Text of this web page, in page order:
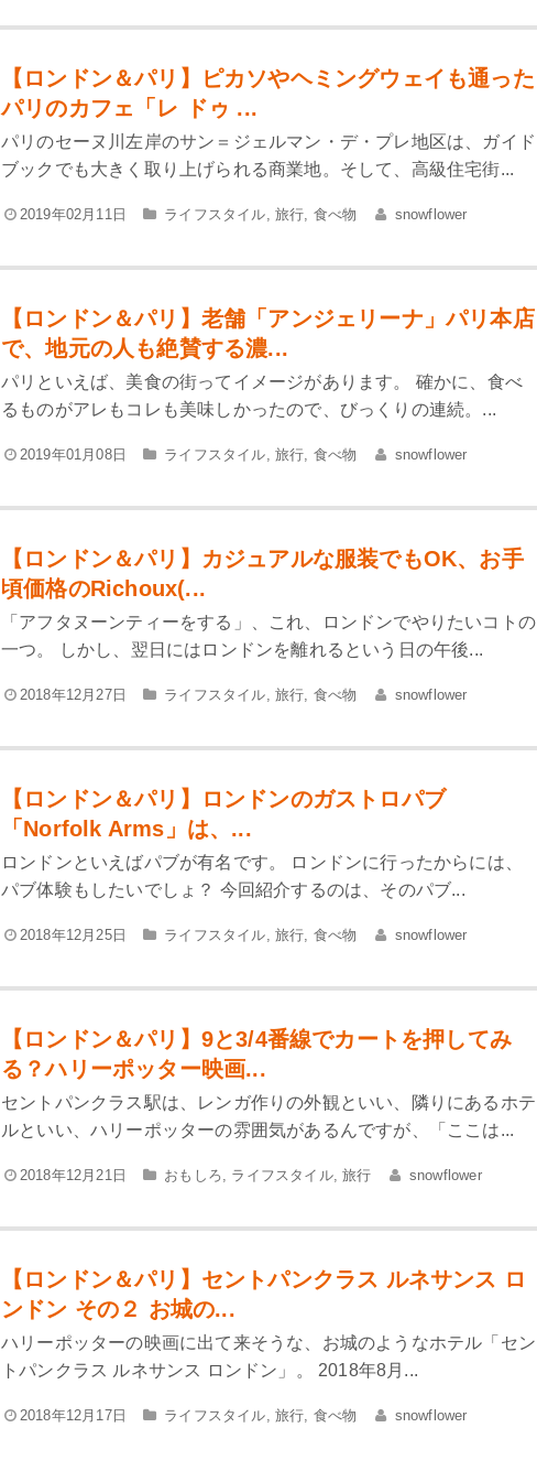
【ロンドン＆パリ】ピカソやヘミングウェイも通った
パリのカフェ「レ ドゥ ...
パリのセーヌ川左岸のサン＝ジェルマン・デ・プレ地区は、ガイド
ブックでも大きく取り上げられる商業地。そして、高級住宅街...
2019年02月11日 ライフスタイル, 旅行, 食べ物 snowflower
【ロンドン＆パリ】老舗「アンジェリーナ」パリ本店
で、地元の人も絶賛する濃...
パリといえば、美食の街ってイメージがあります。 確かに、食べ
るものがアレもコレも美味しかったので、びっくりの連続。...
2019年01月08日 ライフスタイル, 旅行, 食べ物 snowflower
【ロンドン＆パリ】カジュアルな服装でもOK、お手
頃価格のRichoux(...
「アフタヌーンティーをする」、これ、ロンドンでやりたいコトの
一つ。 しかし、翌日にはロンドンを離れるという日の午後...
2018年12月27日 ライフスタイル, 旅行, 食べ物 snowflower
【ロンドン＆パリ】ロンドンのガストロパブ
「Norfolk Arms」は、...
ロンドンといえばパブが有名です。 ロンドンに行ったからには、
パブ体験もしたいでしょ？ 今回紹介するのは、そのパブ...
2018年12月25日 ライフスタイル, 旅行, 食べ物 snowflower
【ロンドン＆パリ】9と3/4番線でカートを押してみ
る？ハリーポッター映画...
セントパンクラス駅は、レンガ作りの外観といい、隣りにあるホテ
ルといい、ハリーポッターの雰囲気があるんですが、「ここは...
2018年12月21日 おもしろ , ライフスタイル,旅行 snowflower
【ロンドン＆パリ】セントパンクラス ルネサンス ロ
ンドン その２ お城の...
ハリーポッターの映画に出て来そうな、お城のようなホテル「セン
トパンクラス ルネサンス ロンドン」。 2018年8月...
2018年12月17日 ライフスタイル, 旅行, 食べ物 snowflower